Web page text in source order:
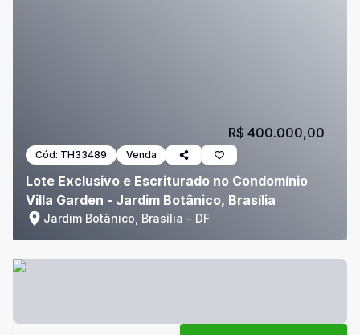
Cód: TH33489 Venda
Lote Exclusivo e Escriturado no Condomínio
Villa Garden - Jardim Botânico, Brasília
Jardim Botânico, Brasília - DF
R$ 400.000,00